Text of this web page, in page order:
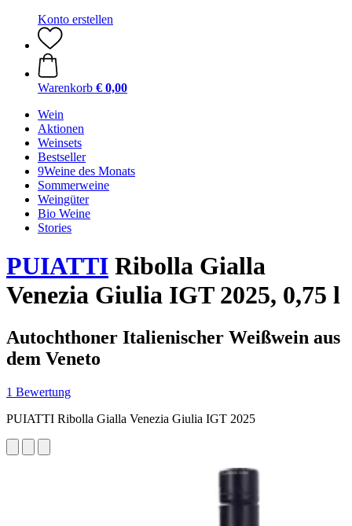
Konto erstellen
Warenkorb € 0,00
Wein
Aktionen
Weinsets
Bestseller
9Weine des Monats
Sommerweine
Weingüter
Bio Weine
Stories
PUIATTI Ribolla Gialla
Venezia Giulia IGT 2025, 0,75 l
Autochthoner Italienischer Weißwein aus
dem Veneto
1 Bewertung
PUIATTI Ribolla Gialla Venezia Giulia IGT 2025